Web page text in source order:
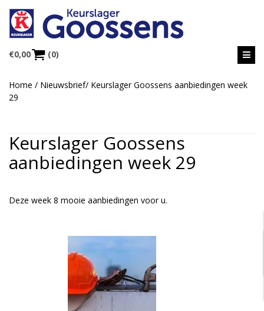
€0,00 (0)
Home / Nieuwsbrief/ Keurslager Goossens aanbiedingen week
29
Keurslager Goossens
aanbiedingen week 29
Deze week 8 mooie aanbiedingen voor u.